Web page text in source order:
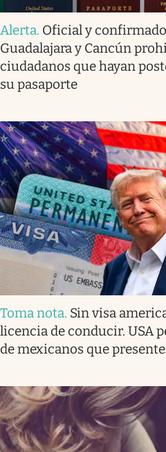
Alerta. Oficial y
Guadalajara y Cancún
ciudadanos que hayan
su pasaporte
Toma nota. Sin visa
licencia de conducir. USA
de mexicanos que